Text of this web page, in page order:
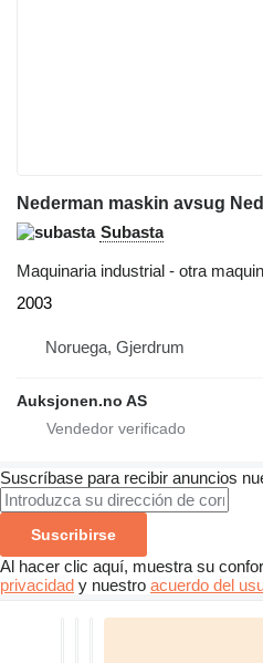
Nederman maskin avsug
Subasta
Maquinaria industrial - otra
2003
Noruega, Gjerdrum
Auksjonen.no AS
Suscríbase para recibir anuncios
Suscribirse
Al hacer clic aquí, muestra su
privacidad y nuestro acuerdo del